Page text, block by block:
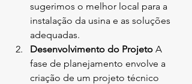
sugerimos o melhor local para a
instalação da usina e as soluções
adequadas.
Desenvolvimento do Projeto A
fase de planejamento envolve a
criação de um projeto técnico